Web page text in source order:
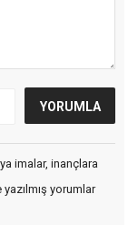
imalar, inançlara
yorumlar